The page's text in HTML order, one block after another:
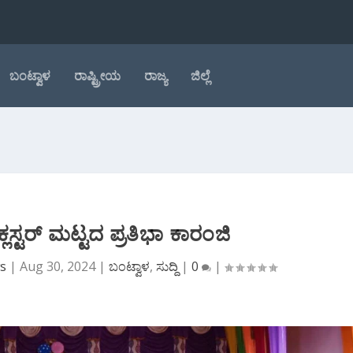
ಬಂಟ್ವಾಳ ರಾಷ್ಟ್ರೀಯ ರಾಜ್ಯ ಜಿಲ್ಲೆ
ಮಟ್ಟದ ಪ್ರತಿಭಾ ಕಾರಂಜಿ
|Aug 30, 2024|ಬಂಟ್ವಾಳ,ಸುದ್ದಿ |0 |